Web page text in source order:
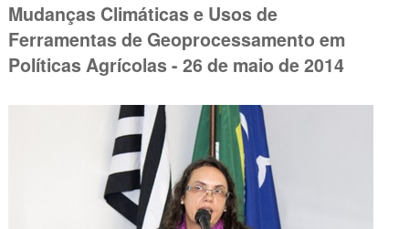
Mudanças Climáticas e Usos de
Ferramentas de Geoprocessamento em
Políticas Agrícolas - 26 de maio de 2014